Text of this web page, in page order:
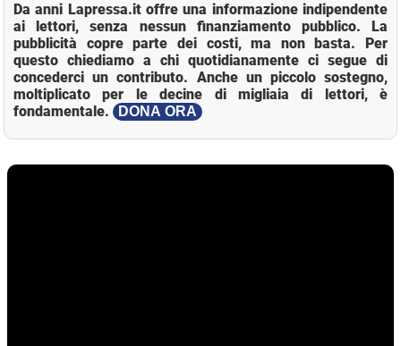
Da anni Lapressa.it offre una informazione indipendente
ai lettori, senza nessun finanziamento pubblico. La
pubblicità copre parte dei costi, ma non basta. Per
questo chiediamo a chi quotidianamente ci segue di
concederci un contributo. Anche un piccolo sostegno,
moltiplicato per le decine di migliaia di lettori, è
fondamentale.
DONA ORA